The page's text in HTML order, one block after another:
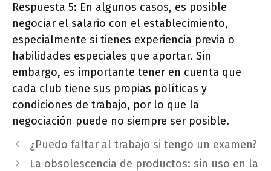
Respuesta 5: En algunos casos, es posible
negociar el salario con el establecimiento,
especialmente si tienes experiencia previa o
habilidades especiales que aportar. Sin
embargo, es importante tener en cuenta que
cada club tiene sus propias políticas y
condiciones de trabajo, por lo que la
negociación puede no siempre ser posible.
¿Puedo faltar al trabajo si tengo un examen?
La obsolescencia de productos: sin uso en la